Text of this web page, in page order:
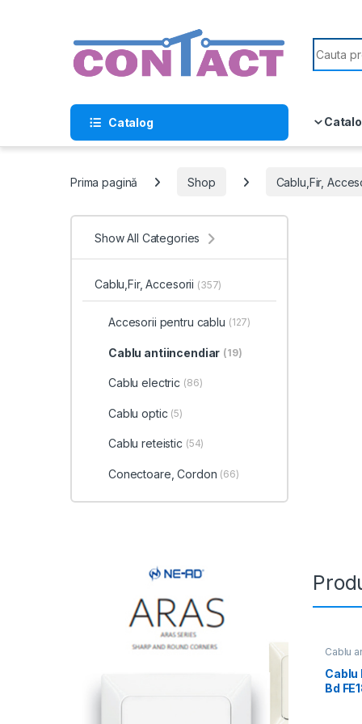
Search
Catalog
Prima pagină Shop Cablu,Fir,
Cablu
Cablu
Bd
Show All Categories
Cablu,Fir, Accesorii (357)
Accesorii pentru cablu (127)
Cablu antiincendiar (19)
Cablu electric (86)
Cablu optic (5)
Cablu reteistic (54)
Conectoare, Cordon (66)